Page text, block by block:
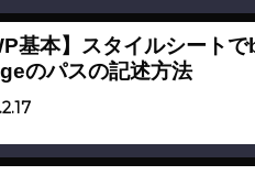
基本】スタイルシート
のパスの記述方法